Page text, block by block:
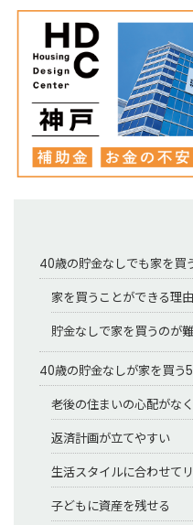
40歳の貯金なしでも家を買
家を買うことができる理由
貯金なしで家を買うのが
40歳の貯金なしが家を買う
老後の住まいの心配がな
返済計画が立てやすい
生活スタイルに合わせて
子どもに資産を残せる